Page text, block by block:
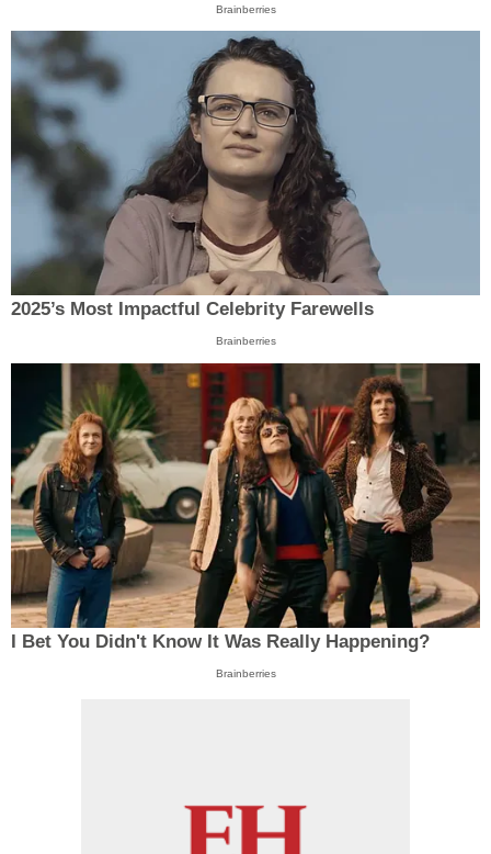
Brainberries
2025’s Most Impactful Celebrity Farewells
Brainberries
I Bet You Didn't Know It Was Really Happening?
Brainberries